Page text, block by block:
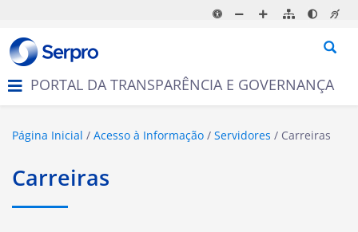
PORTAL DA TRANSPARÊNCIA E GOVERNANÇA
Página Inicial Acesso à Informação Servidores Carreiras
Carreiras